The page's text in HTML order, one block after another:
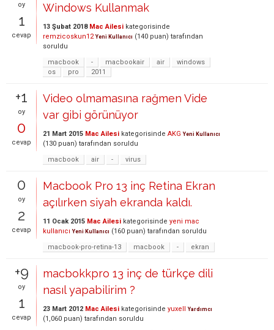
oy
1
cevap
Windows Kullanmak
13 Şubat 2018 Mac Ailesi kategorisinde
remzicoskun12 Yeni Kullanıcı (140 puan) tarafından
soruldu
macbook
- macbookair air
windows
os
pro 2011
+1
oy
0
cevap
Video olmamasına rağmen Vide
var gibi görünüyor
21 Mart 2015 Mac Ailesi kategorisinde AKG Yeni Kullanıcı
(130 puan) tarafından soruldu
macbook
air - virus
0
oy
2
cevap
Macbook Pro 13 inç Retina Ekran
açılırken siyah ekranda kaldı.
11 Ocak 2015 Mac Ailesi kategorisinde yeni mac
kullanıcı Yeni Kullanıcı (160 puan) tarafından soruldu
macbook-pro-retina-13
macbook - ekran
+9
oy
1
cevap
macbokkpro 13 inç de türkçe dili
nasıl yapabilirim ?
23 Mart 2012 Mac Ailesi kategorisinde yuxell Yardımcı
(1,060 puan) tarafından soruldu